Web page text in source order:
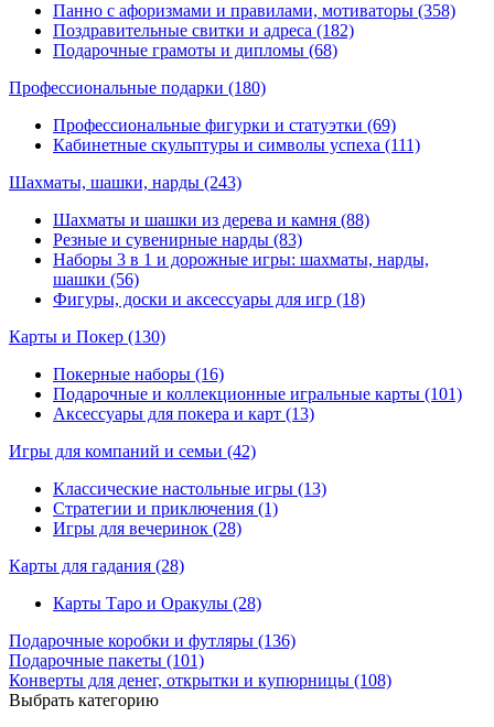
Панно с афоризмами и правилами, мотиваторы (358)
Поздравительные свитки и адреса (182)
Подарочные грамоты и дипломы (68)
Профессиональные подарки (180)
Профессиональные фигурки и статуэтки (69)
Кабинетные скульптуры и символы успеха (111)
Шахматы, шашки, нарды (243)
Шахматы и шашки из дерева и камня (88)
Резные и сувенирные нарды (83)
Наборы 3 в 1 и дорожные игры: шахматы, нарды,
шашки (56)
Фигуры, доски и аксессуары для игр (18)
Карты и Покер (130)
Покерные наборы (16)
Подарочные и коллекционные игральные карты (101)
Аксессуары для покера и карт (13)
Игры для компаний и семьи (42)
Классические настольные игры (13)
Стратегии и приключения (1)
Игры для вечеринок (28)
Карты для гадания (28)
Карты Таро и Оракулы (28)
Подарочные коробки и футляры (136)
Подарочные пакеты (101)
Конверты для денег, открытки и купюрницы (108)
Выбрать категорию